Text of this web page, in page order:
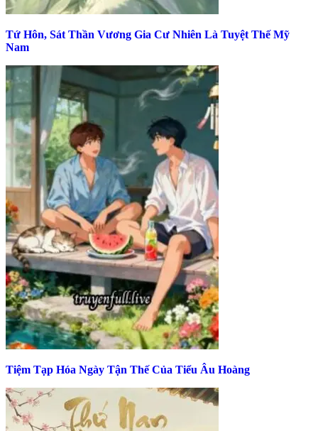
Tứ Hôn, Sát Thần Vương Gia Cư Nhiên Là Tuyệt Thế Mỹ
Nam
Tiệm Tạp Hóa Ngày Tận Thế Của Tiểu Âu Hoàng